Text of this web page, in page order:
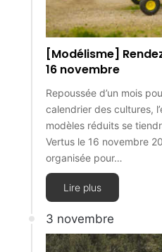
[Modélisme]
16 novembre
Repoussée d’un mois
calendrier des cultures,
modèles réduits se
Vertus le 16 novembre
organisée pour…
Lire plus
3 novembre